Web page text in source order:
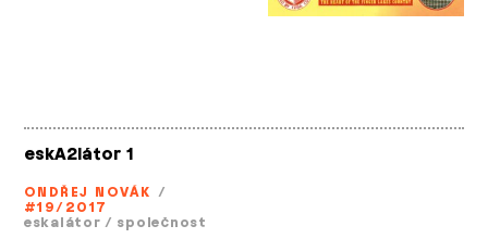
eskA2látor 1
ONDŘEJ NOVÁK /
#19/2017
eskalátor / společnost